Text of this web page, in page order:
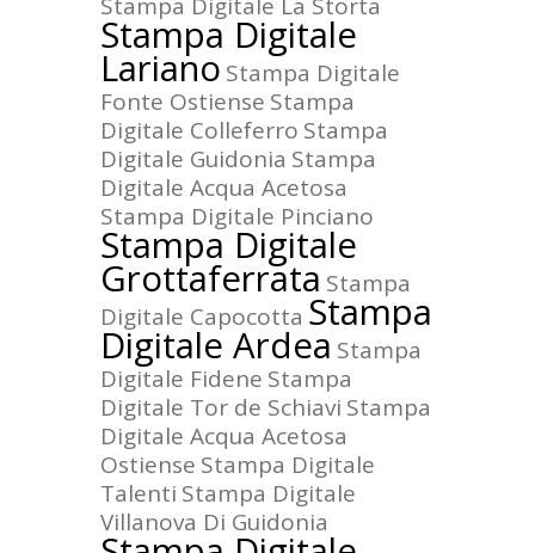
Stampa Digitale
Lariano Stampa Digitale
Fonte Ostiense Stampa
Digitale Colleferro Stampa
Digitale Guidonia Stampa
Digitale Acqua Acetosa
Stampa Digitale Pinciano
Stampa Digitale
Grottaferrata Stampa
Digitale Capocotta Stampa
Digitale Ardea Stampa
Digitale Fidene Stampa
Digitale Tor de Schiavi Stampa
Digitale Acqua Acetosa
Ostiense Stampa Digitale
Talenti Stampa Digitale
Villanova Di Guidonia